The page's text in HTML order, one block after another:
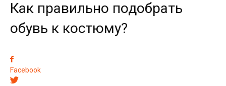
Как правильно подобрать
обувь к костюму?
Facebook